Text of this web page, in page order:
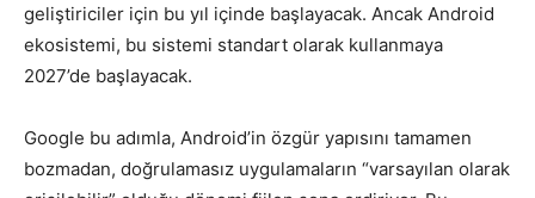
geliştiriciler için bu yıl içinde başlayacak. Ancak Android
ekosistemi, bu sistemi standart olarak kullanmaya
2027’de başlayacak.
Google bu adımla, Android’in özgür yapısını tamamen
bozmadan, doğrulamasız uygulamaların “varsayılan olarak